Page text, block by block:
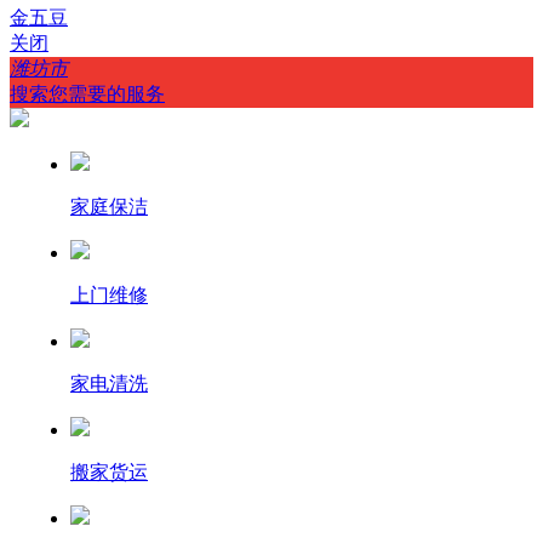
金五豆
关闭
潍坊市
搜索您需要的服务
家庭保洁
上门维修
家电清洗
搬家货运